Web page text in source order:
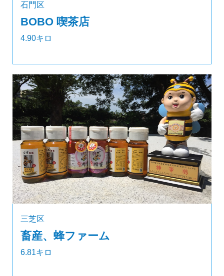
石門区
BOBO 喫茶店
4.90キロ
三芝区
畜産、蜂ファーム
6.81キロ